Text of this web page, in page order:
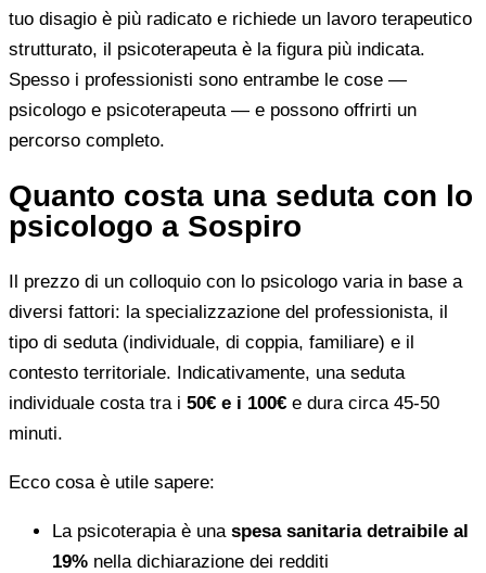
tuo disagio è più radicato e richiede un lavoro terapeutico
strutturato, il psicoterapeuta è la figura più indicata.
Spesso i professionisti sono entrambe le cose —
psicologo e psicoterapeuta — e possono offrirti un
percorso completo.
Quanto costa una seduta con lo
psicologo a Sospiro
Il prezzo di un colloquio con lo psicologo varia in base a
diversi fattori: la specializzazione del professionista, il
tipo di seduta (individuale, di coppia, familiare) e il
contesto territoriale. Indicativamente, una seduta
individuale costa tra i 50€ e i 100€ e dura circa 45-50
minuti.
Ecco cosa è utile sapere:
La psicoterapia è una spesa sanitaria detraibile al
19% nella dichiarazione dei redditi